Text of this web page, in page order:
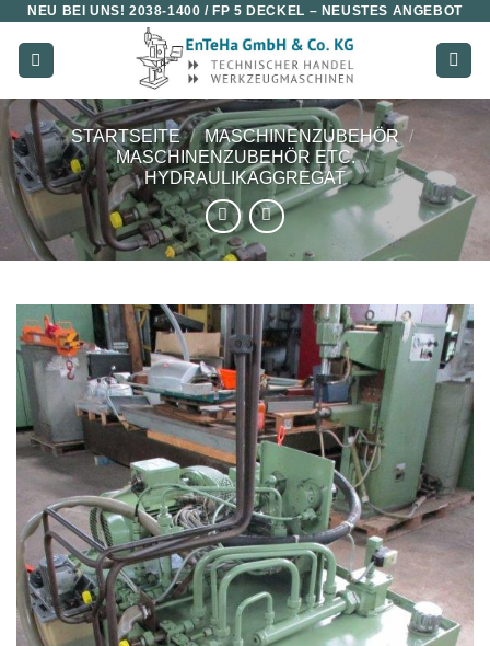
Zum
Inhalt
springen
NEU BEI UNS!2038-1400 / FP 5 DECKEL – NEUSTES ANGEBOT
STARTSEITE / MASCHINENZUBEHÖR /
MASCHINENZUBEHÖR ETC. /
HYDRAULIKAGGREGAT